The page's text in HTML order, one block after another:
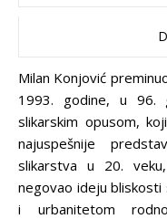
Milan Konjović
1993. godine, u 96.
slikarskim opusom,
najuspešnije
slikarstva u 20.
negovao ideju
i urbanitetom